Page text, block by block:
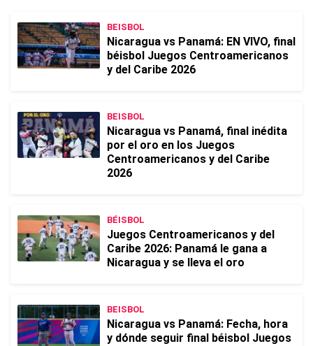
BEISBOL
Nicaragua vs Panamá: EN VIVO, final
béisbol Juegos Centroamericanos
y del Caribe 2026
BEISBOL
Nicaragua vs Panamá, final inédita
por el oro en los Juegos
Centroamericanos y del Caribe
2026
BÉISBOL
Juegos Centroamericanos y del
Caribe 2026: Panamá le gana a
Nicaragua y se lleva el oro
BEISBOL
Nicaragua vs Panamá: Fecha, hora
y dónde seguir final béisbol Juegos